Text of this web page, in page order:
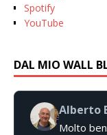
Spotify
YouTube
DAL MIO WALL
Alberto
Molto